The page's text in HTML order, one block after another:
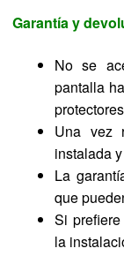
Garantía y
No se
pantalla
Una vez
instalada
La
que
Si
la